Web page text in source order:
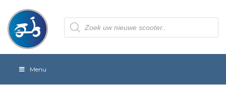
Producten
zoeken
Menu